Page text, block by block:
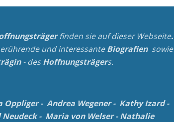
finden sie auf dieser Webseite.
und interessanteBiografien sowie
- desHoffnungsträgers.
Oppliger-Andrea Wegener- Kathy Izard-
Neudeck- Maria von Welser-Nathalie